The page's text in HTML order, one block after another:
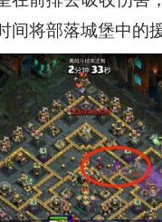
间将部落城堡中的